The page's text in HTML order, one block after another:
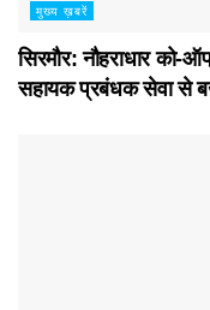
मुख्य ख़बरें
सिरमौर: नौहराधार को-
सहायक प्रबंधक सेवा से